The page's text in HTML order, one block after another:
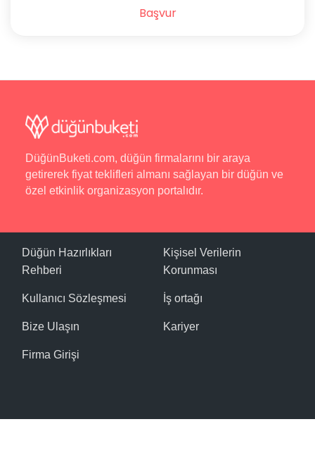
Başvur
DüğünBuketi.com, düğün firmalarını bir araya
getirerek fiyat teklifleri almanı sağlayan bir düğün ve
özel etkinlik organizasyon portalıdır.
Düğün Hazırlıkları
Rehberi
Kullanıcı Sözleşmesi
Bize Ulaşın
Firma Girişi
Kişisel Verilerin
Korunması
İş ortağı
Kariyer